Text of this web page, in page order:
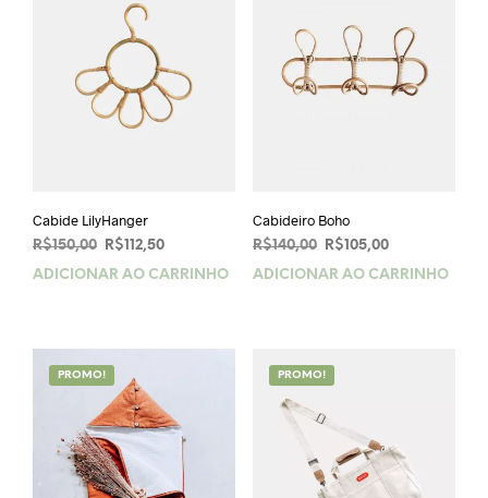
Cabide LilyHanger
R$150,00
O
preço
R$ 112,50O
preço
ADICIONAR AO CARRINHO
Cabideiro Boho
R$140,00
O
preço
R$ 105,00O
preço
ADICIONAR AO CARRINHO
PROMO! PROMO!